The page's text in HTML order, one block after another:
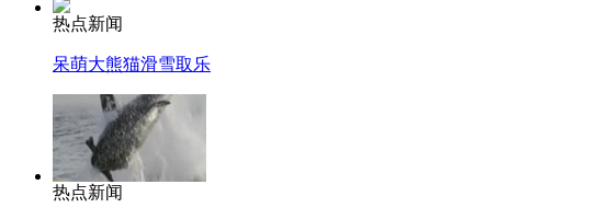
热点新闻
呆萌大熊猫滑雪取乐
热点新闻